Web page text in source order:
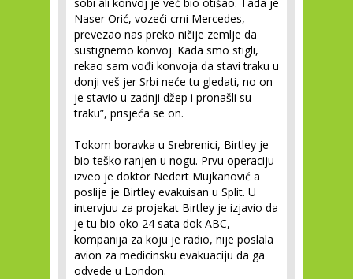
Naser Orić, vozeći crni Mercedes,
prevezao nas preko ničije zemlje da
sustignemo konvoj. Kada smo stigli,
rekao sam vođi konvoja da stavi traku u
donji veš jer Srbi neće tu gledati, no on
je stavio u zadnji džep i pronašli su
traku”, prisjeća se on.
Tokom boravka u Srebrenici, Birtley je
bio teško ranjen u nogu. Prvu operaciju
izveo je doktor Nedert Mujkanović a
poslije je Birtley evakuisan u Split. U
intervjuu za projekat Birtley je izjavio da
je tu bio oko 24 sata dok ABC,
kompanija za koju je radio, nije poslala
avion za medicinsku evakuaciju da ga
odvede u London.